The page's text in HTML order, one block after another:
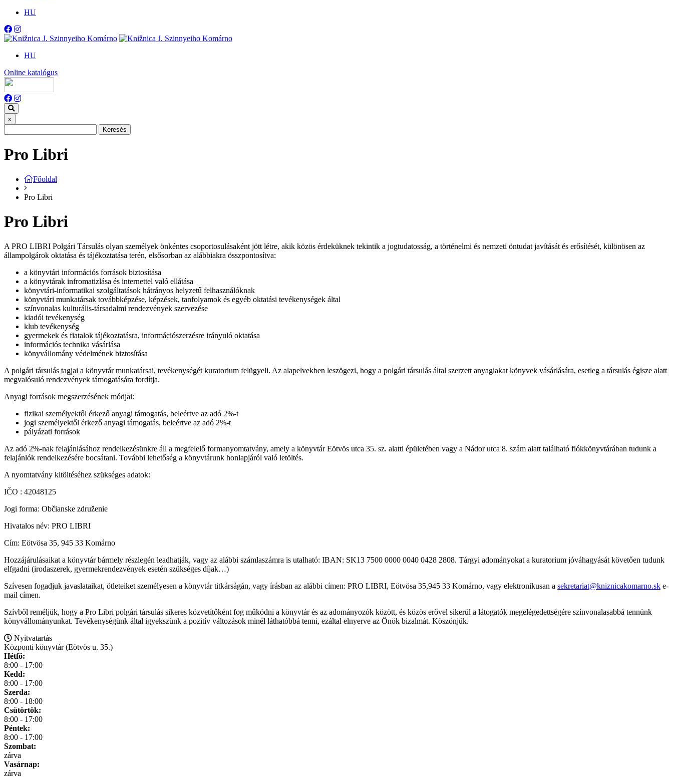
HU
HU
Online katalógus
x
Keresés
Pro Libri
Főoldal
Pro Libri
Pro Libri
A PRO LIBRI Polgári Társulás olyan személyek önkéntes csoportosulásaként jött létre, akik közös érdeküknek tekintik a jogtudatosság, a történelmi és nemzeti öntudat javítását és erősítését, különösen az
állampolgárok oktatása és tájékoztatása terén, elsősorban az alábbiakra összpontosítva:
a könyvtári információs források biztosítása
a könyvtárak infromatizlása és internettel való ellátása
könyvtári-informatikai szolgáltatások hátrányos helyzetű felhasználóknak
könyvtári munkatársak továbbképzése, képzések, tanfolyamok és egyéb oktatási tevékenységek által
színvonalas kulturális-társadalmi rendezvények szervezése
kiadói tevékenység
klub tevékenység
gyermekek és fiatalok tájékoztatásra, információszerzésre irányuló oktatása
információs technika vásárlása
könyvállomány védelmének biztosítása
A polgári társulás tagjai a könyvtár munkatársai, tevékenységét kuratorium felügyeli. Az alapelvekben leszögezi, hogy a polgári társulás által szerzett anyagiakat könyvek vásárlására, esetleg a társulás égisze alatt
megvalósuló rendezvények támogatására fordítja.
Anyagi források megszerzésének módjai:
fizikai személyektől érkező anyagi támogatás, beleértve az adó 2%-t
jogi személyektől érkező anyagi támogatás, beleértve az adó 2%-t
pályázati források
Az adó 2%-nak felajánlásához rendelkezésünkre áll a megfelelő formanyomtatvány, amely a könyvtár Eötvös utca 35. sz. alatti épületében vagy a Nádor utca 8. szám alatt található fiókkönyvtárában tudunk a
felajánlók rendelkezésére bocsátani. További lehetőség a könyvtárunk honlapjáról való letöltés.
A nyomtatvány kitöltéséhez szükséges adatok:
IČO : 42048125
Jogi forma: Občianske združenie
Hivatalos név: PRO LIBRI
Cím: Eötvösa 35, 945 33 Komárno
Hozzájárulásaikat a könyvtár bármely részlegén leadhatják, vagy az alábbi számlaszámra is utalható: IBAN: SK13 7500 0000 0040 0428 2808. Tárgyi adományokat a kuratorium jóváhagyását követően tudunk
elfgadni (irodaszerek, gyermekrendezvények esetén szükséges díjak…)
Szívesen fogadjuk javaslataikat, ötleteiket személyesen a könyvtár titkárságán, vagy írásban az alábbi címen: PRO LIBRI, Eötvösa 35,945 33 Komárno, vagy elektronikusan a sekretariat@kniznicakomarno.sk e-
mail címen.
Szívből reméljük, hogy a Pro Libri polgári társulás sikeres közvetítőként fog működni a könyvtár és az adományozók között, és közös erővel sikerül a látogatók megelégedettségére színvonalasabbá tennünk
könyvállományunkat. Tevékenységünk által igyekszünk a pozitív változások minél láthatóbbá tenni, ezáltal elnyerve az Önök bizalmát. Köszönjük.
Nyitvatartás
Központi könyvtár (Eötvös u. 35.)
Hétfő:
8:00 - 17:00
Kedd:
8:00 - 17:00
Szerda:
8:00 - 18:00
Csütörtök:
8:00 - 17:00
Péntek:
8:00 - 17:00
Szombat:
zárva
Vasárnap:
zárva